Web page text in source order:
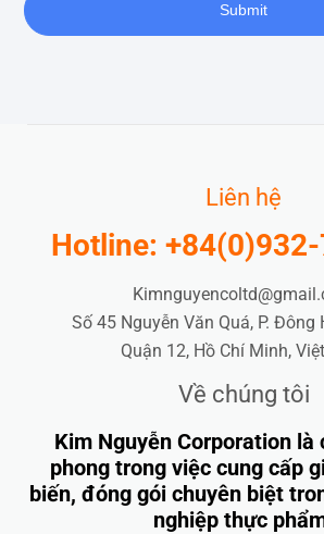
Submit
Liên hệ
Hotline:
Số 45 Nguyễn Văn Quá, P. Đông
Quận 12, Hồ Chí Minh,
Về chúng tôi
Kim Nguyễn Corporation là
phong trong việc cung cấp
biến, đóng gói chuyên biệt
nghiệp thực